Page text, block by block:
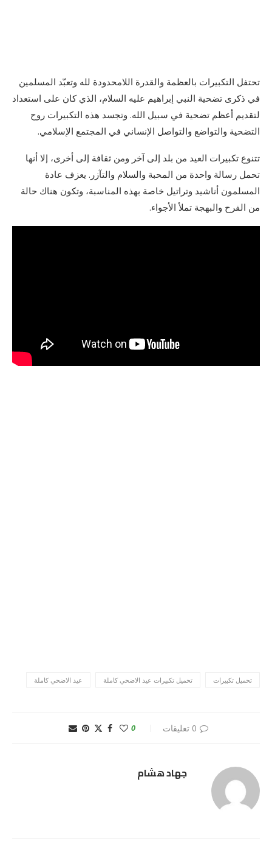
تحتفل التكبيرات بالعظمة والقدرة اللامحدودة لله وتعبّد المسلمين
في ذكرى تضحية النبي إبراهيم عليه السلام، الذي كان على استعداد
لتقديم أعظم تضحية في سبيل الله. وتجسد هذه التكبيرات روح
التضحية والتواضع والتواصل الإنساني في المجتمع الإسلامي.
تتنوع تكبيرات العيد من بلد إلى آخر ومن ثقافة إلى أخرى، إلا أنها
تحمل رسالة واحدة من المحبة والسلام والتآزر. يعزف عادة
المسلمون أناشيد وتراتيل خاصة بهذه المناسبة، وتكون هناك حالة
من الفرح والبهجة تملأ الأجواء.
تحميل تكبيرات تحميل تكبيرات عيد الاضحي كاملة عيد الاضحي كاملة
0 تعليقات 0
جهاد هشام